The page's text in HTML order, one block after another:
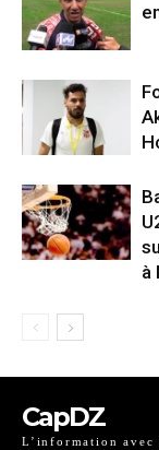
à
CapDZ
L’information